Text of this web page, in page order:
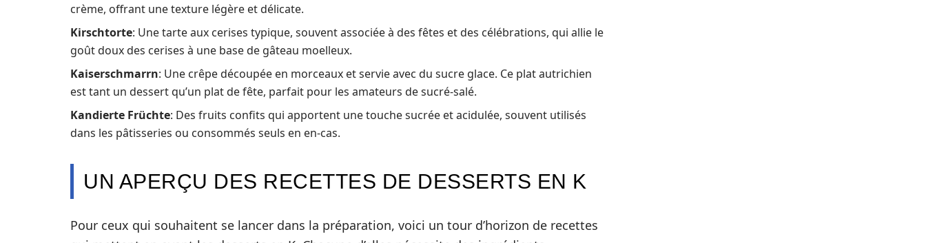
crème, offrant une texture légère et délicate.
Kirschtorte: Une tarte aux cerises typique, souvent associée à des fêtes et des célébrations, qui allie le
goût doux des cerises à une base de gâteau moelleux.
Kaiserschmarrn: Une crêpe découpée en morceaux et servie avec du sucre glace. Ce plat autrichien
est tant un dessert qu’un plat de fête, parfait pour les amateurs de sucré-salé.
Kandierte Früchte: Des fruits confits qui apportent une touche sucrée et acidulée, souvent utilisés
dans les pâtisseries ou consommés seuls en en-cas.
UN APERÇU DES RECETTES DE DESSERTS EN K
Pour ceux qui souhaitent se lancer dans la préparation, voici un tour d’horizon de recettes